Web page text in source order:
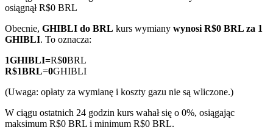
TradFi
Instrumenty pochodne na akcje, forex, metale szlachetne i
towary
osiągnął R$0 BRL
Obecnie, GHIBLI do BRL kurs wymiany wynosi R$0 BRL za 1
GHIBLI. To oznacza:
1GHIBLI=R$0BRL
R$1BRL=0GHIBLI
(Uwaga: opłaty za wymianę i koszty gazu nie są wliczone.)
W ciągu ostatnich 24 godzin kurs wahał się o 0%, osiągając
maksimum R$0 BRL i minimum R$0 BRL.